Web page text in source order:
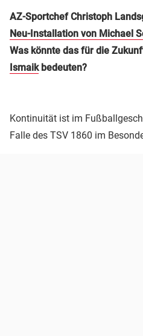
AZ-Sportchef Christoph
Neu-Installation von Michael
Was könnte das für die
Ismaikbedeuten?
Kontinuität ist im
Falle des TSV 1860 im